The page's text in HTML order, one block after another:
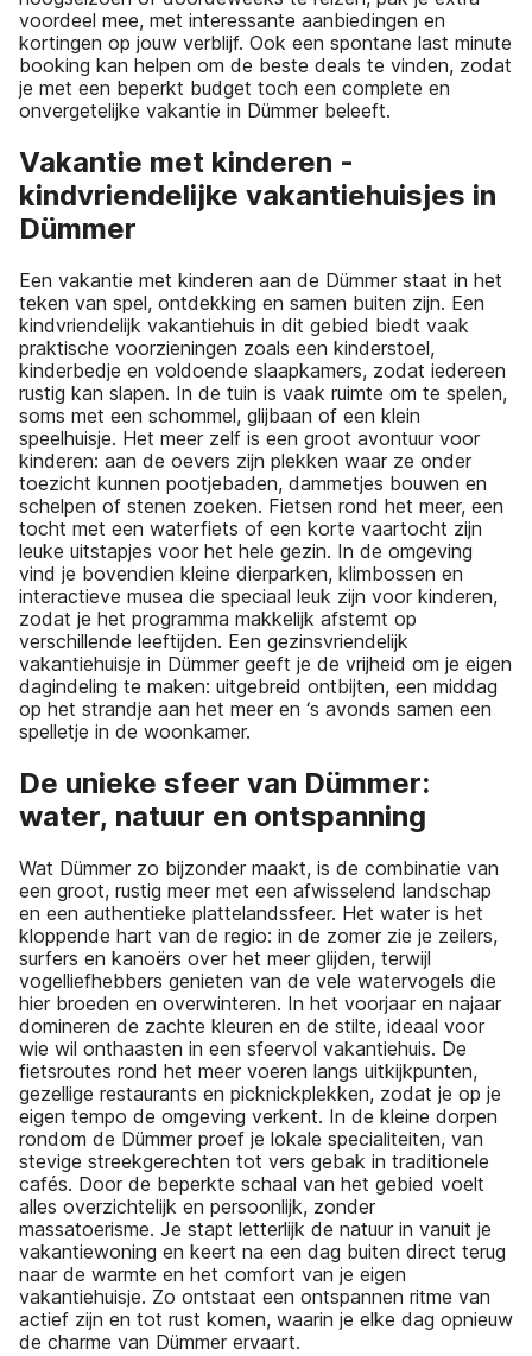
voordeel mee, met interessante aanbiedingen en
kortingen op jouw verblijf. Ook een spontane last minute
booking kan helpen om de beste deals te vinden, zodat
je met een beperkt budget toch een complete en
onvergetelijke vakantie in Dümmer beleeft.
Vakantie met kinderen -
kindvriendelijke vakantiehuisjes in
Dümmer
Een vakantie met kinderen aan de Dümmer staat in het
teken van spel, ontdekking en samen buiten zijn. Een
kindvriendelijk vakantiehuis in dit gebied biedt vaak
praktische voorzieningen zoals een kinderstoel,
kinderbedje en voldoende slaapkamers, zodat iedereen
rustig kan slapen. In de tuin is vaak ruimte om te spelen,
soms met een schommel, glijbaan of een klein
speelhuisje. Het meer zelf is een groot avontuur voor
kinderen: aan de oevers zijn plekken waar ze onder
toezicht kunnen pootjebaden, dammetjes bouwen en
schelpen of stenen zoeken. Fietsen rond het meer, een
tocht met een waterfiets of een korte vaartocht zijn
leuke uitstapjes voor het hele gezin. In de omgeving
vind je bovendien kleine dierparken, klimbossen en
interactieve musea die speciaal leuk zijn voor kinderen,
zodat je het programma makkelijk afstemt op
verschillende leeftijden. Een gezinsvriendelijk
vakantiehuisje in Dümmer geeft je de vrijheid om je eigen
dagindeling te maken: uitgebreid ontbijten, een middag
op het strandje aan het meer en ‘s avonds samen een
spelletje in de woonkamer.
De unieke sfeer van Dümmer:
water, natuur en ontspanning
Wat Dümmer zo bijzonder maakt, is de combinatie van
een groot, rustig meer met een afwisselend landschap
en een authentieke plattelandssfeer. Het water is het
kloppende hart van de regio: in de zomer zie je zeilers,
surfers en kanoërs over het meer glijden, terwijl
vogelliefhebbers genieten van de vele watervogels die
hier broeden en overwinteren. In het voorjaar en najaar
domineren de zachte kleuren en de stilte, ideaal voor
wie wil onthaasten in een sfeervol vakantiehuis. De
fietsroutes rond het meer voeren langs uitkijkpunten,
gezellige restaurants en picknickplekken, zodat je op je
eigen tempo de omgeving verkent. In de kleine dorpen
rondom de Dümmer proef je lokale specialiteiten, van
stevige streekgerechten tot vers gebak in traditionele
cafés. Door de beperkte schaal van het gebied voelt
alles overzichtelijk en persoonlijk, zonder
massatoerisme. Je stapt letterlijk de natuur in vanuit je
vakantiewoning en keert na een dag buiten direct terug
naar de warmte en het comfort van je eigen
vakantiehuisje. Zo ontstaat een ontspannen ritme van
actief zijn en tot rust komen, waarin je elke dag opnieuw
de charme van Dümmer ervaart.